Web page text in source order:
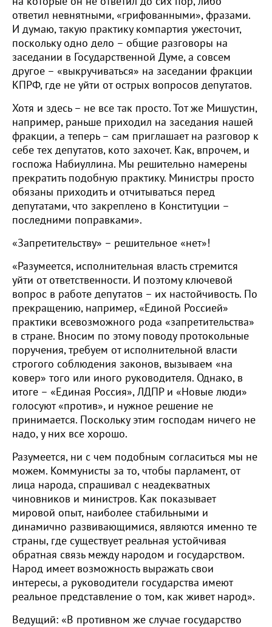
ответил невнятными, «грифованными», фразами.
И думаю, такую практику компартия ужесточит,
поскольку одно дело – общие разговоры на
заседании в Государственной Думе, а совсем
другое – «выкручиваться» на заседании фракции
КПРФ, где не уйти от острых вопросов депутатов.
Хотя и здесь – не все так просто. Тот же Мишустин,
например, раньше приходил на заседания нашей
фракции, а теперь – сам приглашает на разговор к
себе тех депутатов, кото захочет. Как, впрочем, и
госпожа Набиуллина. Мы решительно намерены
прекратить подобную практику. Министры просто
обязаны приходить и отчитываться перед
депутатами, что закреплено в Конституции –
последними поправками».
«Запретительству» – решительное «нет»!
«Разумеется, исполнительная власть стремится
уйти от ответственности. И поэтому ключевой
вопрос в работе депутатов – их настойчивость. По
прекращению, например, «Единой Россией»
практики всевозможного рода «запретительства»
в стране. Вносим по этому поводу протокольные
поручения, требуем от исполнительной власти
строгого соблюдения законов, вызываем «на
ковер» того или иного руководителя. Однако, в
итоге – «Единая Россия», ЛДПР и «Новые люди»
голосуют «против», и нужное решение не
принимается. Поскольку этим господам ничего не
надо, у них все хорошо.
Разумеется, ни с чем подобным согласиться мы не
можем. Коммунисты за то, чтобы парламент, от
лица народа, спрашивал с неадекватных
чиновников и министров. Как показывает
мировой опыт, наиболее стабильными и
динамично развивающимися, являются именно те
страны, где существует реальная устойчивая
обратная связь между народом и государством.
Народ имеет возможность выражать свои
интересы, а руководители государства имеют
реальное представление о том, как живет народ».
Ведущий: «В противном же случае государство